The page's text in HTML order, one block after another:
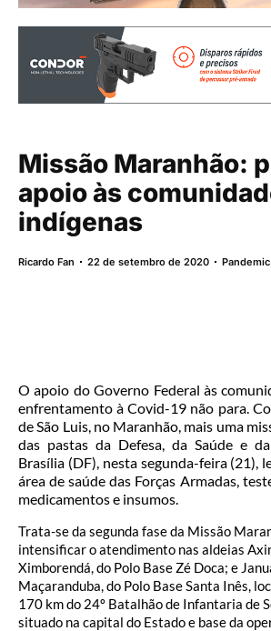
Missão Maranhão:
apoio às
indígenas
Ricardo Fan 22 de setembro de 2020 Pandemic
O apoio do Governo Federal às
enfrentamento à Covid-19 não para.
de São Luis, no Maranhão, mais uma
das pastas da Defesa, da Saúde e
Brasília (DF), nesta segunda-feira (21),
área de saúde das Forças Armadas,
medicamentos e insumos.
Trata-se da segunda fase da Missão
intensificar o atendimento nas aldeias
Ximborendá, do Polo Base Zé Doca; e
Maçaranduba, do Polo Base Santa Inês,
170 km do 24º Batalhão de Infantaria de
situado na capital do Estado e base da